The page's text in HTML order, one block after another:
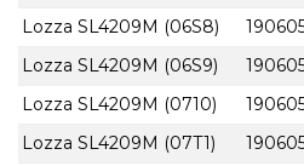
Lozza SL4209M (06S8)
Lozza SL4209M (06S9)
Lozza SL4209M (0710)
Lozza SL4209M (07T1)